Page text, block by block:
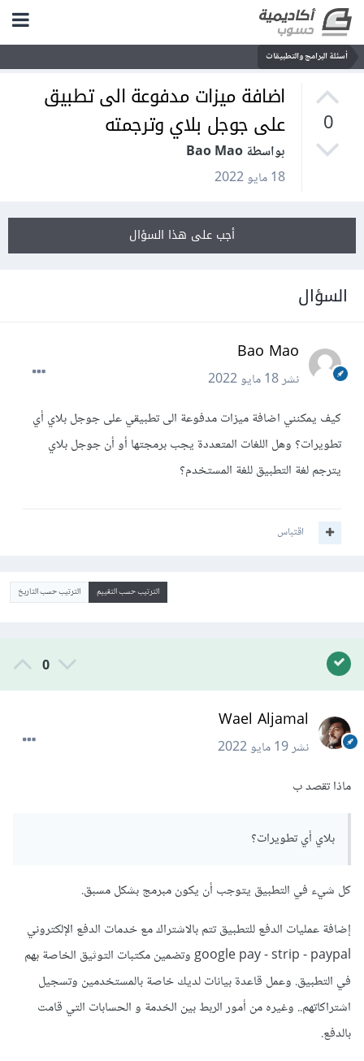
أسئلة البرامج والتطبيقات
0
اضافة ميزات مدفوعة الى تطبيق
على جوجل بلاي وترجمته
بواسطة Bao Mao
18 مايو 2022
أجب على هذا السؤال
السؤال
Bao Mao
نشر18 مايو 2022
كيف يمكنني اضافة ميزات مدفوعة الى تطبيقي على جوجل بلاي أي
تطويرات؟ وهل اللغات المتعددة يجب برمجتها أو أن جوجل بلاي
يترجم لغة التطبيق للغة المستخدم؟
اقتباس
الترتيب حسب التقييم الترتيب حسب التاريخ
0
Wael Aljamal
نشر19 مايو 2022
ماذا تقصد ب
بلاي أي تطويرات؟
كل شيء في التطبيق يتوجب أن يكون مبرمج بشكل مسبق.
إضافة عمليات الدفع للتطبيق تتم بالاشتراك مع خدمات الدفع الإلكتروني
google pay - strip - paypal وتضمين مكتبات التوثيق الخاصة بهم
في التطبيق. وعمل قاعدة بيانات لديك خاصة بالمستخدمين وتسجيل
اشتراكاتهم.. وغيره من أمور الربط بين الخدمة و الحسابات التي قامت
بالدفع.